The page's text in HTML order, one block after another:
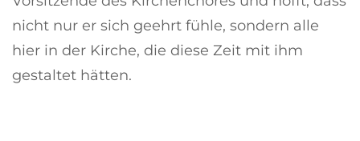
nicht nur er sich geehrt fühle, sondern alle
hier in der Kirche, die diese Zeit mit ihm
gestaltet hätten.